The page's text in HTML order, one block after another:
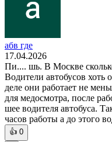
абв где
17.04.2026
Пи.... шь. В Москве
Водители автобусов хоть
деле они работает не
для медосмотра, после
шее водителя автобуса.
часов работы а до этого
👍 0